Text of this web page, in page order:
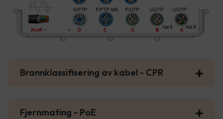
Brannklassifisering av kabel - CPR
Fjernmating - PoE